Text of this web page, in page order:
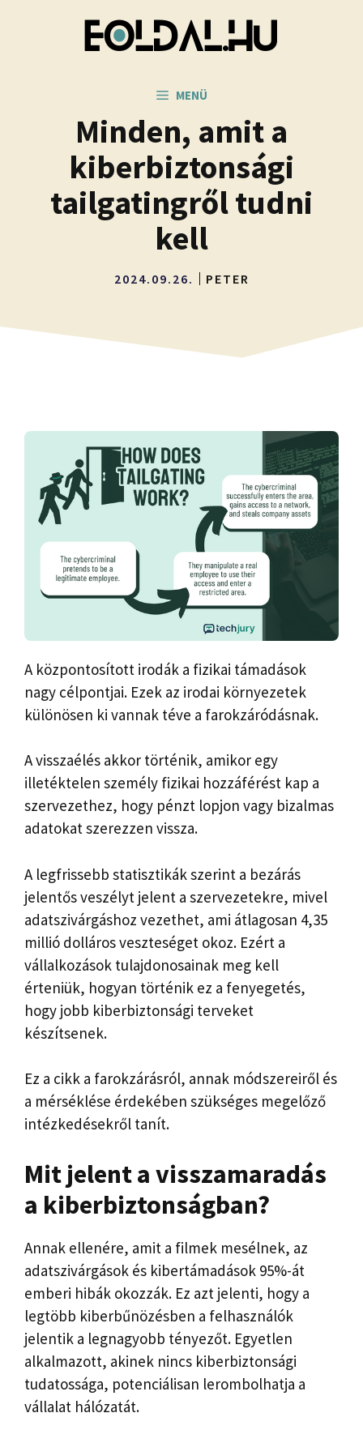
MENÜ
Minden, amit a
kiberbiztonsági
tailgatingről tudni
kell
2024.09.26. PETER
A központosított irodák a fizikai támadások
nagy célpontjai. Ezek az irodai környezetek
különösen ki vannak téve a farokzáródásnak.
A visszaélés akkor történik, amikor egy
illetéktelen személy fizikai hozzáférést kap a
szervezethez, hogy pénzt lopjon vagy bizalmas
adatokat szerezzen vissza.
A legfrissebb statisztikák szerint a bezárás
jelentős veszélyt jelent a szervezetekre, mivel
adatszivárgáshoz vezethet, ami átlagosan 4,35
millió dolláros veszteséget okoz. Ezért a
vállalkozások tulajdonosainak meg kell
érteniük, hogyan történik ez a fenyegetés,
hogy jobb kiberbiztonsági terveket
készítsenek.
Ez a cikk a farokzárásról, annak módszereiről és
a mérséklése érdekében szükséges megelőző
intézkedésekről tanít.
Mit jelent a visszamaradás
a kiberbiztonságban?
Annak ellenére, amit a filmek mesélnek, az
adatszivárgások és kibertámadások 95%-át
emberi hibák okozzák. Ez azt jelenti, hogy a
legtöbb kiberbűnözésben a felhasználók
jelentik a legnagyobb tényezőt. Egyetlen
alkalmazott, akinek nincs kiberbiztonsági
tudatossága, potenciálisan lerombolhatja a
vállalat hálózatát.